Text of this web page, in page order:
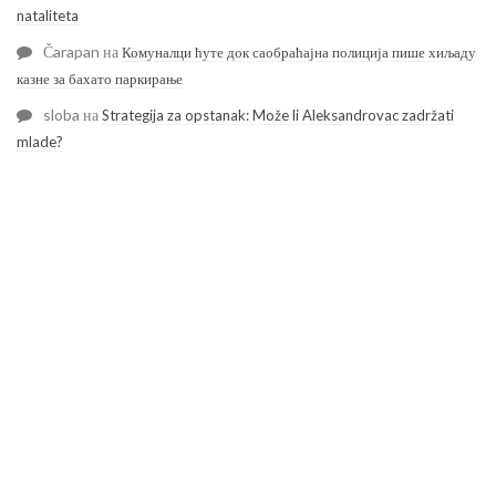
nataliteta
Čarapan наКомуналци ћуте док саобраћајна полиција пише хиљаду
казне за бахато паркирање
sloba наStrategija za opstanak: Može li Aleksandrovac zadržati
mlade?